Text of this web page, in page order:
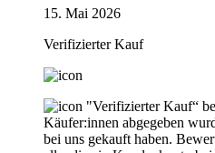
15. Mai 2026
Verifizierter Kauf
"Verifizierter Kauf“
Käufer:innen abgegeben
bei uns gekauft haben.